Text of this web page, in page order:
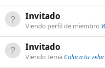
Invitado
Viendo perfil de miembro
Invitado
Viendo tema Coloca tu